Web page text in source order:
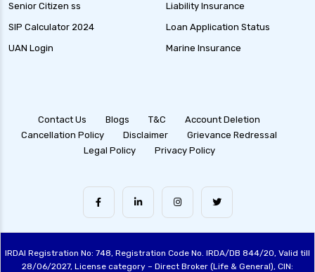
Senior Citizen ss
SIP Calculator 2024
UAN Login
Liability Insurance
Loan Application Status
Marine Insurance
Contact Us Blogs T&C
Account Deletion
Cancellation Policy
Disclaimer
Grievance Redressal
Legal Policy
Privacy Policy
IRDAI Registration No: 748, Registration Code No. IRDA/DB 844/20, Valid till
28/06/2027, License category – Direct Broker (Life & General), CIN: